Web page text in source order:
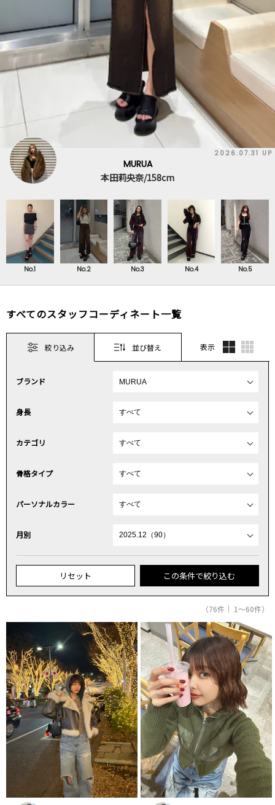
2026.07.31 UP
MURUA
本田莉央奈/158cm
No.1 No.2 No.3 No.4 No.5
すべてのスタッフコーディネート一覧
絞り込み 並び替え 表示
ブランド
身長
カテゴリ
骨格タイプ
パーソナルカラー
月別
リセット この条件で絞り込む
（76件｜ 1～60件）